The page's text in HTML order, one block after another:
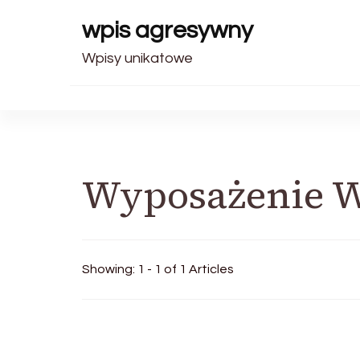
wpis agresywny
Wpisy unikatowe
Wyposażenie
Showing: 1 - 1 of 1 Articles